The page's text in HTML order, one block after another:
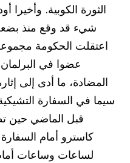
الثورة الكوبية.
شيء قد وقع منذ
اعتقلت الحكومة
عضوا في
المضادة، ما أدى إلى
سيما في السفارة
قبل الماضي حين
كاسترو أمام
لساعات وساعات